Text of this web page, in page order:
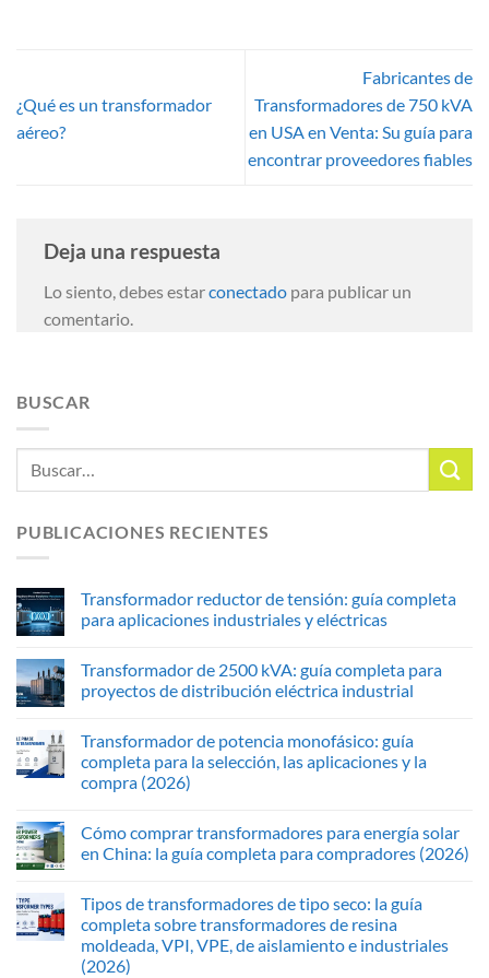
¿Qué es un transformador
aéreo?
Fabricantes de
Transformadores de 750 kVA
en USA en Venta: Su guía para
encontrar proveedores fiables
Deja una respuesta
Lo siento, debes estarconectado para publicar un
comentario.
BUSCAR
PUBLICACIONES RECIENTES
Transformador reductor de tensión: guía completa
para aplicaciones industriales y eléctricas
Transformador de 2500 kVA: guía completa para
proyectos de distribución eléctrica industrial
Transformador de potencia monofásico: guía
completa para la selección, las aplicaciones y la
compra (2026)
Cómo comprar transformadores para energía solar
en China: la guía completa para compradores (2026)
Tipos de transformadores de tipo seco: la guía
completa sobre transformadores de resina
moldeada, VPI, VPE, de aislamiento e industriales
(2026)